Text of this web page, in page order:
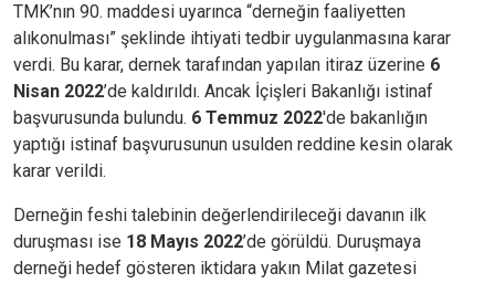
TMK’nın 90. maddesi uyarınca “derneğin faaliyetten
alıkonulması” şeklinde ihtiyati tedbir uygulanmasına karar
verdi. Bu karar, dernek tarafından yapılan itiraz üzerine 6
Nisan 2022’de kaldırıldı. Ancak İçişleri Bakanlığı istinaf
başvurusunda bulundu. 6 Temmuz 2022'de bakanlığın
yaptığı istinaf başvurusunun usulden reddine kesin olarak
karar verildi.
Derneğin feshi talebinin değerlendirileceği davanın ilk
duruşması ise 18 Mayıs 2022’de görüldü. Duruşmaya
derneği hedef gösteren iktidara yakın Milat gazetesi